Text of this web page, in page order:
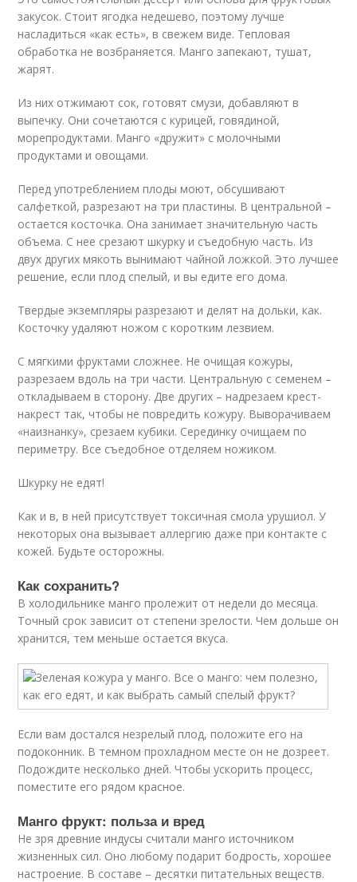
закусок. Стоит ягодка недешево, поэтому лучше
насладиться «как есть», в свежем виде. Тепловая
обработка не возбраняется. Манго запекают, тушат,
жарят.
Из них отжимают сок, готовят смузи, добавляют в
выпечку. Они сочетаются с курицей, говядиной,
морепродуктами. Манго «дружит» с молочными
продуктами и овощами.
Перед употреблением плоды моют, обсушивают
салфеткой, разрезают на три пластины. В центральной –
остается косточка. Она занимает значительную часть
объема. С нее срезают шкурку и съедобную часть. Из
двух других мякоть вынимают чайной ложкой. Это лучшее
решение, если плод спелый, и вы едите его дома.
Твердые экземпляры разрезают и делят на дольки, как.
Косточку удаляют ножом с коротким лезвием.
С мягкими фруктами сложнее. Не очищая кожуры,
разрезаем вдоль на три части. Центральную с семенем –
откладываем в сторону. Две других – надрезаем крест-
накрест так, чтобы не повредить кожуру. Выворачиваем
«наизнанку», срезаем кубики. Серединку очищаем по
периметру. Все съедобное отделяем ножиком.
Шкурку не едят!
Как и в, в ней присутствует токсичная смола урушиол. У
некоторых она вызывает аллергию даже при контакте с
кожей. Будьте осторожны.
Как сохранить?
В холодильнике манго пролежит от недели до месяца.
Точный срок зависит от степени зрелости. Чем дольше он
хранится, тем меньше остается вкуса.
Если вам достался незрелый плод, положите его на
подоконник. В темном прохладном месте он не дозреет.
Подождите несколько дней. Чтобы ускорить процесс,
поместите его рядом красное.
Манго фрукт: польза и вред
Не зря древние индусы считали манго источником
жизненных сил. Оно любому подарит бодрость, хорошее
настроение. В составе – десятки питательных веществ.